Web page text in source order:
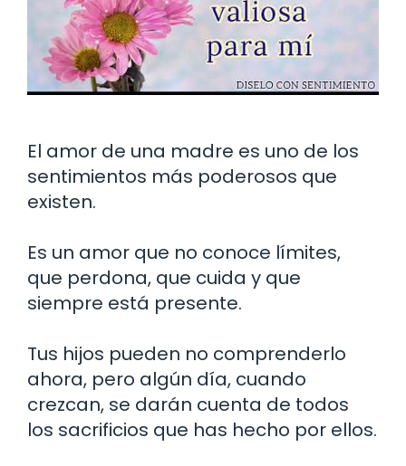
El amor de una madre es uno de los
sentimientos más poderosos que
existen.
Es un amor que no conoce límites,
que perdona, que cuida y que
siempre está presente.
Tus hijos pueden no comprenderlo
ahora, pero algún día, cuando
crezcan, se darán cuenta de todos
los sacrificios que has hecho por ellos.